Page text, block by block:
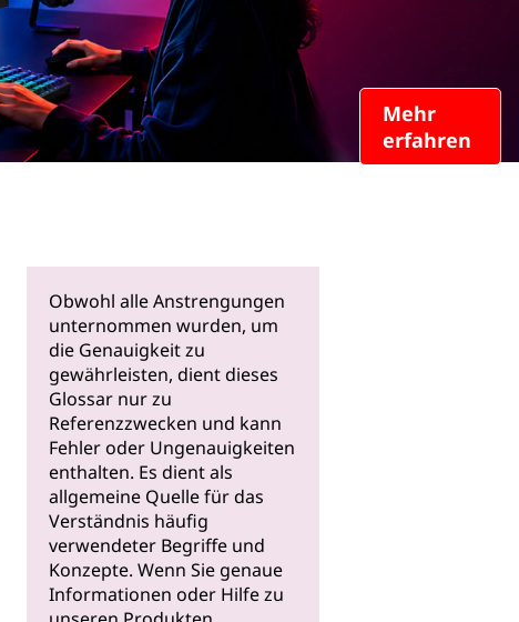
Mehr
erfahren
Obwohl alle Anstrengungen
unternommen wurden, um
die Genauigkeit zu
gewährleisten, dient dieses
Glossar nur zu
Referenzzwecken und kann
Fehler oder Ungenauigkeiten
enthalten. Es dient als
allgemeine Quelle für das
Verständnis häufig
verwendeter Begriffe und
Konzepte. Wenn Sie genaue
Informationen oder Hilfe zu